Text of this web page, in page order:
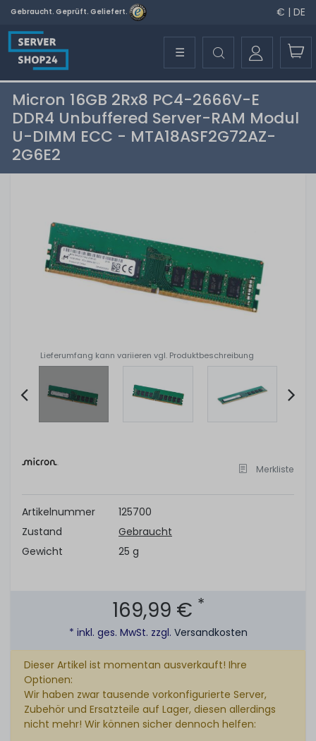
Gebraucht. Geprüft. Geliefert. € | DE
☰
Micron 16GB 2Rx8 PC4-2666V-E
DDR4 Unbuffered Server-RAM Modul
U-DIMM ECC - MTA18ASF2G72AZ-
2G6E2
Lieferumfang kann variieren vgl. Produktbeschreibung
of
Merkliste
Artikelnummer
125700
Zustand
Gebraucht
Gewicht
25 g
169,99 € *
* inkl. ges. MwSt. zzgl. Versandkosten
Dieser Artikel ist momentan ausverkauft! Ihre
Optionen:
Wir haben zwar tausende vorkonfigurierte Server,
Zubehör und Ersatzteile auf Lager, diesen allerdings
nicht mehr! Wir können sicher dennoch helfen: